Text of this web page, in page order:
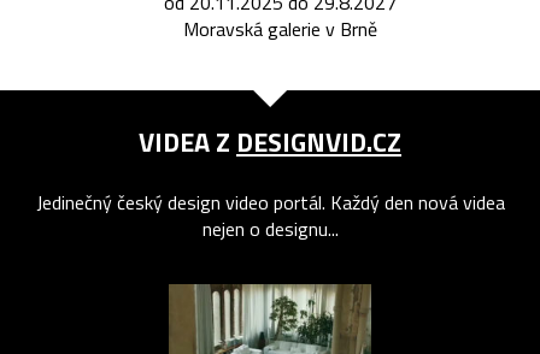
Moravská galerie v Brně
VIDEA Z DESIGNVID.CZ
Jedinečný český design video portál. Každý den nová videa
nejen o designu...